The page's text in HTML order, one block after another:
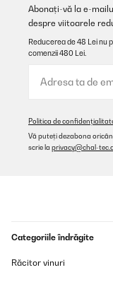
Abonați-vă la e-
despre viitoarele
Reducerea de 48 Lei nu
comenzii 480 Lei.
Politica de
Vă puteți dezabona
scrie la privacy@chal-
Categoriile îndrăgite
Răcitor vinuri